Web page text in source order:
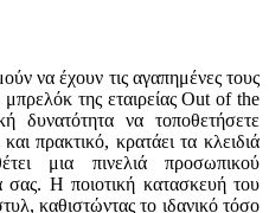
να έχουν τις αγαπημένες τους
της εταιρείας Out of the
δυνατότητα να τοποθετήσετε
πρακτικό, κρατάει τα κλειδιά
μια πινελιά προσωπικού
σας. Η ποιοτική κατασκευή του
καθιστώντας το ιδανικό τόσο